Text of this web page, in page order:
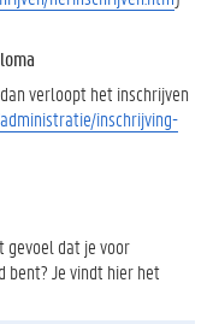
verloopt het inschrijven
inschrijving-
gevoel dat je voor
bent? Je vindt hier het